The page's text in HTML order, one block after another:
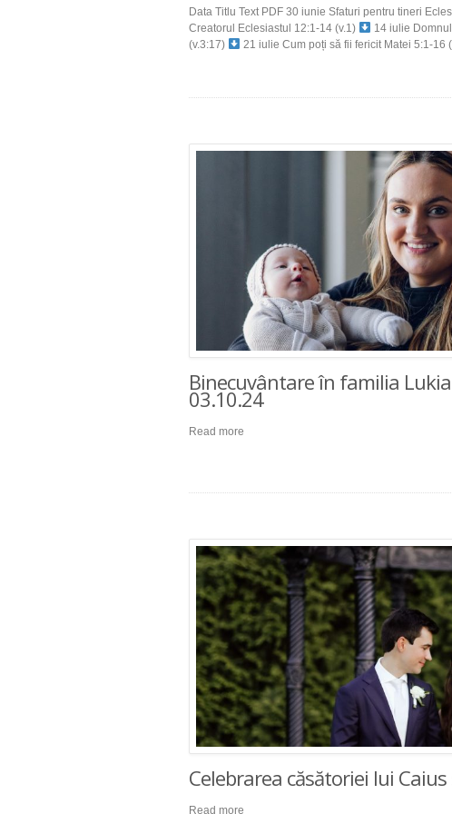
Data Titlu Text PDF 30 iunie Sfaturi pentru tineri
Creatorul Eclesiastul 12:1-14 (v.1)
14 iulie
(v.3:17)
21 iulie Cum poți să fii fericit Matei 5:1-16
Binecuvântare în familia
03.10.24
Read more
Celebrarea căsătoriei lui
Read more